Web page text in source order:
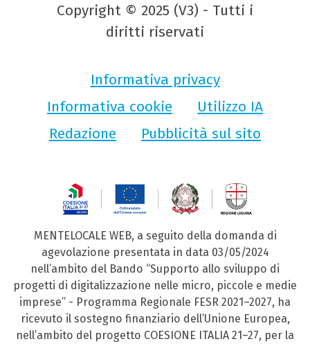
Copyright © 2025 (V3) - Tutti i
diritti riservati
Informativa privacy
Informativa cookie
Utilizzo IA
Redazione
Pubblicità sul sito
MENTELOCALE WEB, a seguito della domanda di
agevolazione presentata in data 03/05/2024
nell’ambito del Bando “Supporto allo sviluppo di
progetti di digitalizzazione nelle micro, piccole e medie
imprese” - Programma Regionale FESR 2021–2027, ha
ricevuto il sostegno finanziario dell’Unione Europea,
nell’ambito del progetto COESIONE ITALIA 21–27, per la